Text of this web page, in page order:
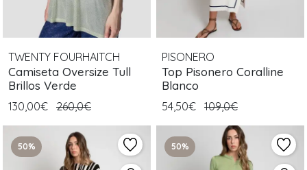
TWENTY FOURHAITCH
Camiseta Oversize Tull
Brillos Verde
130,00€ 260,0€
PISONERO
Top Pisonero Coralline
Blanco
54,50€ 109,0€
50% 50%